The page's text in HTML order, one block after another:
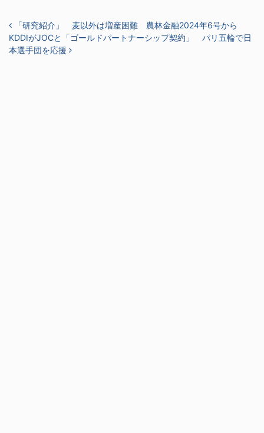
投稿ナビゲーション
「研究紹介」 麦以外は増産困難 農林金融2024年6号から
KDDIがJOCと「ゴールドパートナーシップ契約」 パリ五輪で日
本選手団を応援